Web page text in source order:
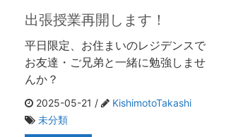
出張授業再開します！
平日限定、お住まいのレジデンスで
お友達・ご兄弟と一緒に勉強しませ
んか？
2025-05-21 /
KishimotoTakashi
未分類